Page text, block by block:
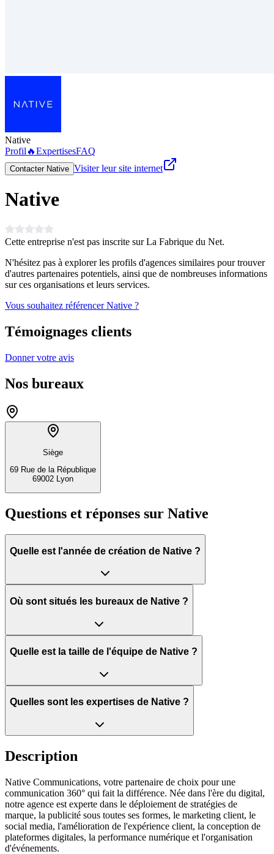
Native
Profil 🔥ExpertisesFAQ
Contacter Native Visiter leur site internet
Native
Cette entreprise n'est pas inscrite sur La Fabrique du Net.
N'hésitez pas à explorer les profils d'agences similaires pour trouver
d'autres partenaires potentiels, ainsi que de nombreuses informations
sur ces organisations et leurs services.
Vous souhaitez référencer Native ?
Témoignages clients
Donner votre avis
Nos bureaux
Siège
69 Rue de la République
69002 Lyon
Questions et réponses sur Native
Quelle est l'année de création de Native ?
Où sont situés les bureaux de Native ?
Quelle est la taille de l'équipe de Native ?
Quelles sont les expertises de Native ?
Description
Native Communications, votre partenaire de choix pour une
communication 360° qui fait la différence. Née dans l'ère du digital,
notre agence est experte dans le déploiement de stratégies de
marque, la publicité sous toutes ses formes, le marketing client, le
social media, l'amélioration de l'expérience client, la conception de
plateformes digitales, la performance numérique et l'organisation
d'événements.